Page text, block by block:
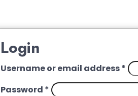
Login
Username or email address*
Password *